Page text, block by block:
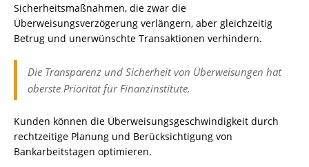
Sicherheitsmaßnahmen, die zwar die
Überweisungsverzögerung verlängern, aber gleichzeitig
Betrug und unerwünschte Transaktionen verhindern.
Die Transparenz und Sicherheit von Überweisungen hat
oberste Priorität für Finanzinstitute.
Kunden können die Überweisungsgeschwindigkeit durch
rechtzeitige Planung und Berücksichtigung von
Bankarbeitstagen optimieren.